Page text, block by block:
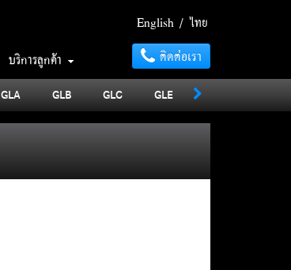
English / ไทย
บริการลูกค้า
ติดต่อเรา
GLA GLB GLC GLE